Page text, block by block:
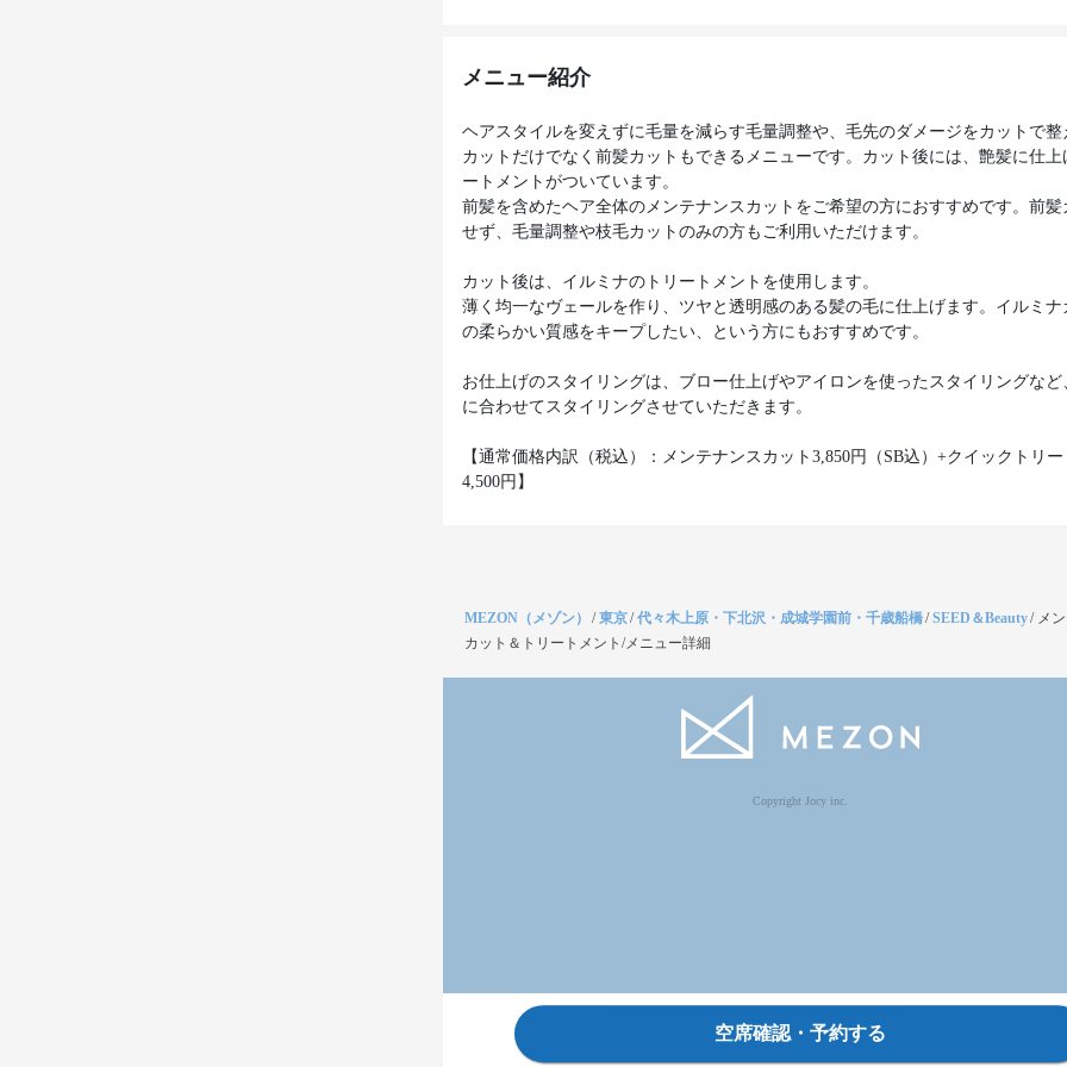
メニュー紹介
ヘアスタイルを変えずに毛量を減らす毛量調整や、毛先のダメージをカットで整
カットだけでなく前髪カットもできるメニューです。カット後には、艶髪に仕上
ートメントがついています。
前髪を含めたヘア全体のメンテナンスカットをご希望の方におすすめです。前髪
せず、毛量調整や枝毛カットのみの方もご利用いただけます。
カット後は、イルミナのトリートメントを使用します。
薄く均一なヴェールを作り、ツヤと透明感のある髪の毛に仕上げます。イルミナ
の柔らかい質感をキープしたい、という方にもおすすめです。
お仕上げのスタイリングは、ブロー仕上げやアイロンを使ったスタイリングなど
に合わせてスタイリングさせていただきます。
【通常価格内訳（税込）：メンテナンスカット3,850円（SB込）+クイックトリ
4,500円】
MEZON（メゾン） /東京/代々木上原・下北沢・成城学園前・千歳船橋/SEED＆Beauty/ メ
カット＆トリートメント/メニュー詳細
Copyright Jocy inc.
空席確認・予約する